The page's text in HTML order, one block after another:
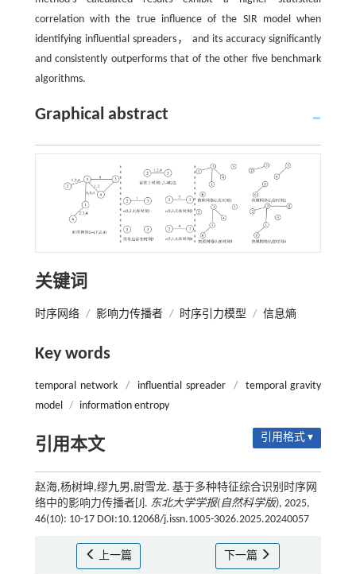
correlation with the true influence of the SIR model when
identifying influential spreaders， and its accuracy significantly
and consistently outperforms that of the other five benchmark
algorithms.
Graphical abstract
关键词
时序网络 / 影响力传播者 / 时序引力模型 / 信息熵
Key words
temporal network / influential spreader /
temporal gravity
model
/ information entropy
引用本文 引用格式 ▾
赵海,杨树坤,缪九男,尉雪龙. 基于多种特征综合识别时序网
络中的影响力传播者[J]. 东北大学学报(自然科学版), 2025,
46(10): 10-17 DOI:10.12068/j.issn.1005-3026.2025.20240057
上一篇 下一篇